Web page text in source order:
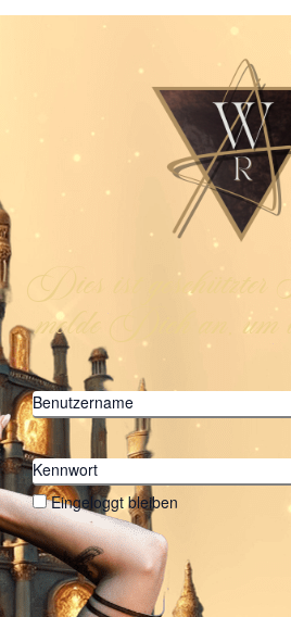
Dies ist
melde Dich an, um
Benutzername
Kennwort
Eingeloggt bleiben